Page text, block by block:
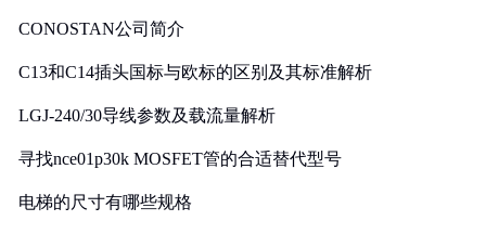
CONOSTAN公司简介
C13和C14插头国标与欧标的区别及其标准解析
LGJ-240/30导线参数及载流量解析
寻找nce01p30k MOSFET管的合适替代型号
电梯的尺寸有哪些规格